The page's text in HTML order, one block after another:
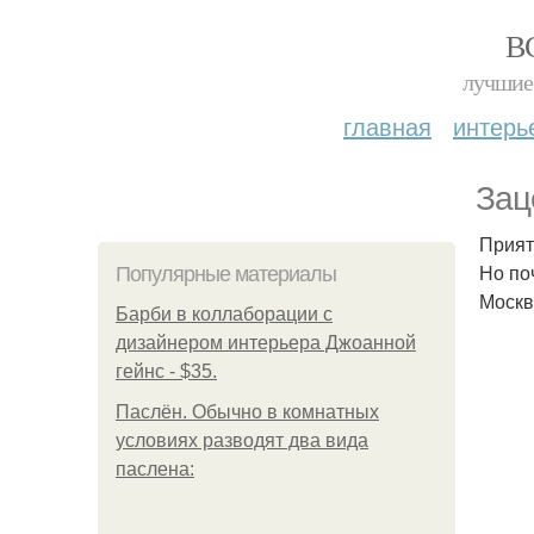
лучшие
главная
Популярные материалы
Барби в коллаборации с
дизайнером интерьера Джоанной
гейнс - $35.
Паслён. Обычно в комнатных
условиях разводят два вида
паслена:
Но